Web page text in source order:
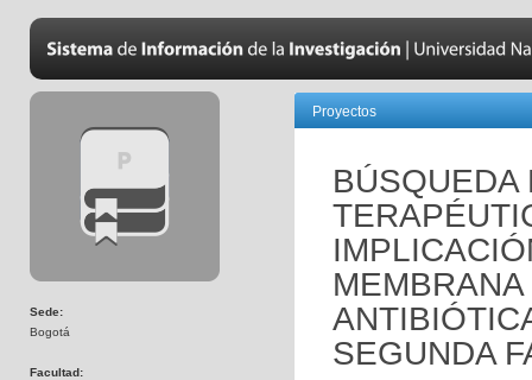
Sede:
Bogotá
Facultad:
Proyectos
BÚSQUEDA
SEGUNDA